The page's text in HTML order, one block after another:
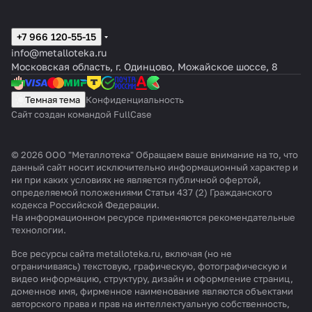
т
а
н
о
в
а
к
о
н
д
и
ц
и
о
с
а
н
у
л
а
в
ф
и
р
м
е
+7 966 120-55-15
info@metalloteka.ru
Московская область, г. Одинцово, Можайское шоссе, 8
Темная тема Конфиденциальность
Сайт создан командой FullCase
© 2026 ООО "Металлотека" Обращаем ваше внимание на то, что
данный сайт носит исключительно информационный характер и
ни при каких условиях не является публичной офертой,
определяемой положениями Статьи 437 (2) Гражданского
кодекса Российской Федерации.
На информационном ресурсе применяются рекомендательные
технологии.
Все ресурсы сайта metalloteka.ru, включая (но не
ограничиваясь) текстовую, графическую, фотографическую и
видео информацию, структуру, дизайн и оформление страниц,
доменное имя, фирменное наименование являются объектами
авторского права и прав на интеллектуальную собственность,